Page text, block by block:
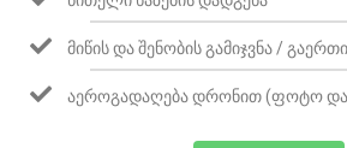
ᲛᲘᲬᲘᲡ ᲓᲐ ᲨᲔᲜᲝᲑᲘᲡ ᲒᲐᲛᲘᲯᲕᲜᲐ /
ᲐᲔᲠᲝᲒᲐᲓᲐᲦᲔᲑᲐ ᲓᲠᲝᲜᲘᲗ (ᲤᲝᲢᲝ ᲓᲐ